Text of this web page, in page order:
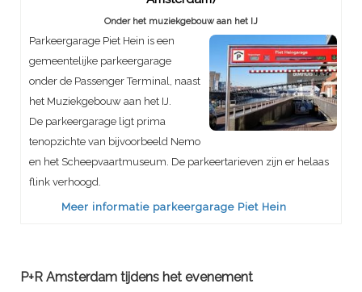
Onder het muziekgebouw aan het IJ
Parkeergarage Piet Hein is een
gemeentelijke parkeergarage
onder de Passenger Terminal, naast
het Muziekgebouw aan het IJ.
De parkeergarage ligt prima
tenopzichte van bijvoorbeeld Nemo
en het Scheepvaartmuseum. De parkeertarieven zijn er helaas
flink verhoogd.
Meer informatie parkeergarage Piet Hein
P+R Amsterdam tijdens het evenement